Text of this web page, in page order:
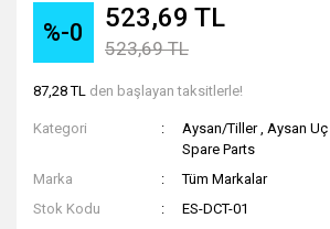
%-0 523,69 TL
523,69 TL
87,28 TL den başlayan taksitlerle!
Kategori Aysan/Tiller ,Aysan Uç
Spare Parts
Marka
Tüm Markalar
Stok Kodu
ES-DCT-01